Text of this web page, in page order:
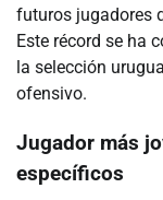
futuros jugadores
Este récord se ha
la selección
ofensivo.
Jugador más
específicos